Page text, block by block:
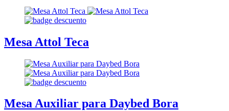
Mesa Attol Teca
Mesa Auxiliar para Daybed Bora